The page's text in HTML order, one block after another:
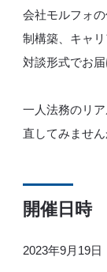
会社モルフォ
制構築、キャ
対談形式でお届
一人法務のリ
直してみません
開催日時
2023年9月19日